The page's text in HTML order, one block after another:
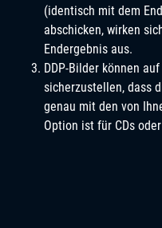
(identisch mit dem
abschicken, wirken
Endergebnis aus.
DDP-Bilder können
sicherzustellen, dass
genau mit den von
Option ist für CDs